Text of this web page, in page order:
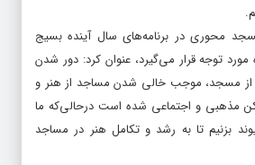
محوری در برنامه‌های سال آینده بسیج
توجه قرار می‌گیرد، عنوان کرد: دور شدن
از مسجد، موجب خالی شدن مساجد از هنر و
مذهبی و اجتماعی شده است درحالی‌که ما
بزنیم تا به رشد و تکامل هنر در مساجد